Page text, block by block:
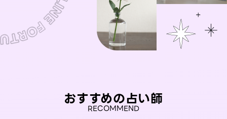
おすすめの占い師
RECOMMEND